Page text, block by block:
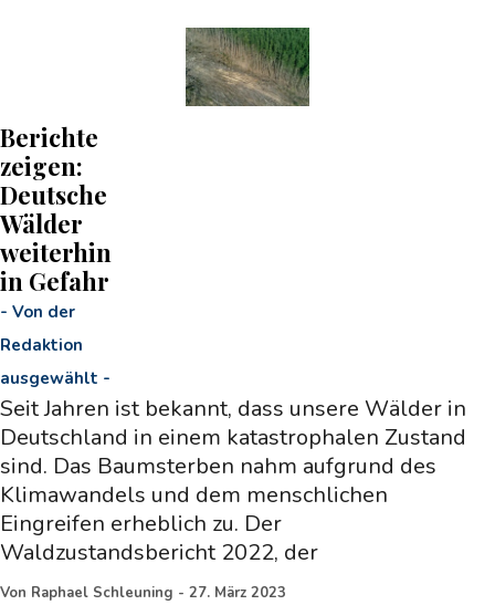
Berichte
zeigen:
Deutsche
Wälder
weiterhin
in Gefahr
- Von der
Redaktion
ausgewählt -
Seit Jahren ist bekannt, dass unsere Wälder in
Deutschland in einem katastrophalen Zustand
sind. Das Baumsterben nahm aufgrund des
Klimawandels und dem menschlichen
Eingreifen erheblich zu. Der
Waldzustandsbericht 2022, der
Von Raphael Schleuning - 27. März 2023